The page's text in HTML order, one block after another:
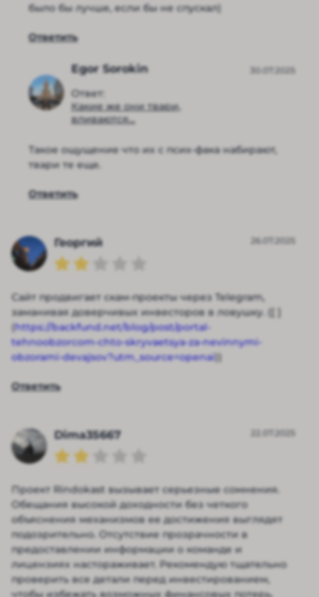
было бы лучше, если бы не спускал)
Ответить
Egor Sorokin
Ответ:
Какие же они твари,
вливаются...
30.07.2025
Такое ощущение что их с псих-фака набирают,
твари те еще.
Ответить
Георгий 26.07.2025
Сайт продвигает скам-проекты через Telegram,
заманивая доверчивых инвесторов в ловушку. ([ ]
(https://backfund.net/blog/post/portal-
tehnoobzorcom-chto-skryvaetsya-za-nevinnymi-
obzorami-devajsov?utm_source=openai))
Ответить
Dima35667 22.07.2025
Проект Rindokast вызывает серьезные сомнения.
Обещания высокой доходности без четкого
объяснения механизмов ее достижения выглядят
подозрительно. Отсутствие прозрачности в
предоставлении информации о команде и
лицензиях настораживает. Рекомендую тщательно
проверить все детали перед инвестированием,
чтобы избежать возможных финансовых потерь.